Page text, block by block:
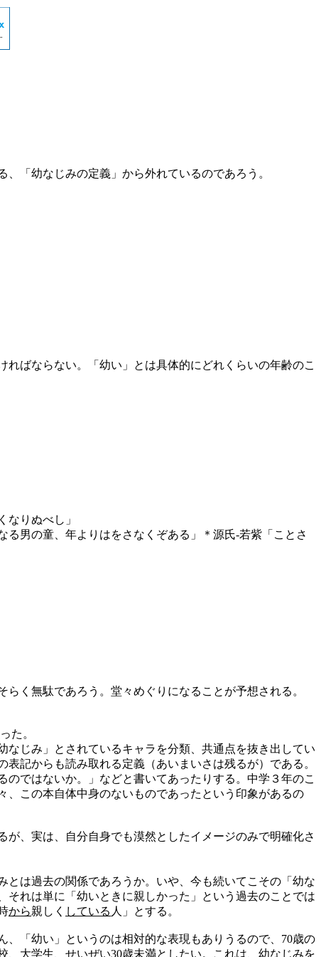
「幼なじみの定義」から外れているのであろう。
ばならない。「幼い」とは具体的にどれくらいの年齢のこ
りぬべし」
男の童、年よりはをさなくぞある」＊源氏‐若紫「ことさ
く無駄であろう。堂々めぐりになることが予想される。
た。
じみ」とされているキャラを分類、共通点を抜き出してい
記からも読み取れる定義（あいまいさは残るが）である。
ではないか。」などと書いてあったりする。中学３年のこ
この本自体中身のないものであったという印象があるの
、実は、自分自身でも漠然としたイメージのみで明確化さ
は過去の関係であろうか。いや、今も続いてこその「幼な
れは単に「幼いときに親しかった」という過去のことでは
から親しく している 人」とする。
「幼い」というのは相対的な表現もありうるので、70歳の
大学生、せいぜい30歳未満としたい。これは、幼なじみを